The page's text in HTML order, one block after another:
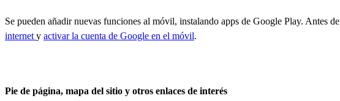
Se pueden añadir nuevas funciones al móvil, instalando apps de Google Play. Antes
internet y activar la cuenta de Google en el móvil.
Pie de página, mapa del sitio y otros enlaces de interés